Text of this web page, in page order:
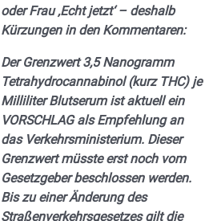
oder Frau ‚Echt jetzt‘ – deshalb
Kürzungen in den Kommentaren:
Der Grenzwert 3,5 Nanogramm
Tetrahydrocannabinol (kurz THC) je
Milliliter Blutserum ist aktuell ein
VORSCHLAG als Empfehlung an
das Verkehrsministerium. Dieser
Grenzwert müsste erst noch vom
Gesetzgeber beschlossen werden.
Bis zu einer Änderung des
Straßenverkehrsgesetzes gilt die